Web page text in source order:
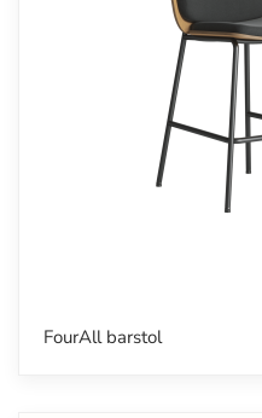
FourAll barstol